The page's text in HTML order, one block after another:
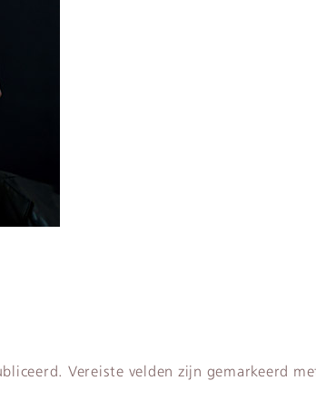
Vereiste velden zijn gemarkeerd